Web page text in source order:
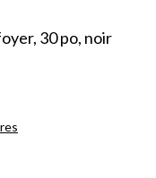
30 po, noir